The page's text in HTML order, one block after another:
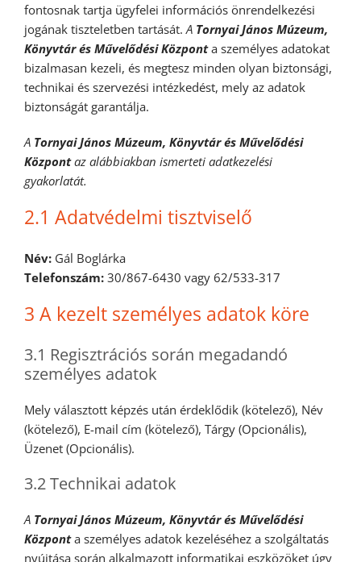
fontosnak tartja ügyfelei információs önrendelkezési
jogának tiszteletben tartását.A Tornyai János Múzeum,
Könyvtár és Művelődési Központa személyes adatokat
bizalmasan kezeli, és megtesz minden olyan biztonsági,
technikai és szervezési intézkedést, mely az adatok
biztonságát garantálja.
A Tornyai János Múzeum, Könyvtár és Művelődési
Központaz alábbiakban ismerteti adatkezelési
gyakorlatát.
2.1 Adatvédelmi tisztviselő
Név: Gál Boglárka
Telefonszám: 30/867-6430 vagy 62/533-317
3 A kezelt személyes adatok köre
3.1 Regisztrációs során megadandó
személyes adatok
Mely választott képzés után érdeklődik (kötelező), Név
(kötelező), E-mail cím (kötelező), Tárgy (Opcionális),
Üzenet (Opcionális).
3.2 Technikai adatok
A Tornyai János Múzeum, Könyvtár és Művelődési
Központa személyes adatok kezeléséhez a szolgáltatás
nyújtása során alkalmazott informatikai eszközöket úgy